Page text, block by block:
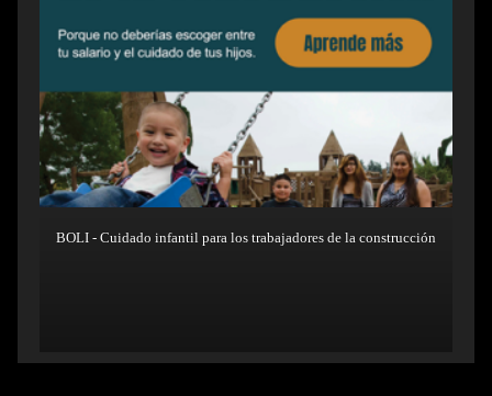
BOLI - Cuidado infantil para los trabajadores de la construcción